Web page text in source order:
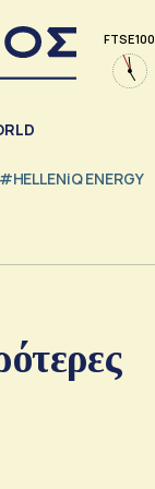
FTSE 100
#HELLENiQ ENERGY